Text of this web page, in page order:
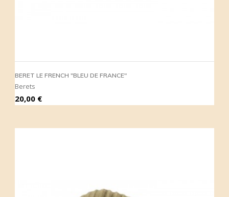
BERET LE FRENCH "BLEU DE FRANCE"
Berets
Prix
20,00 €